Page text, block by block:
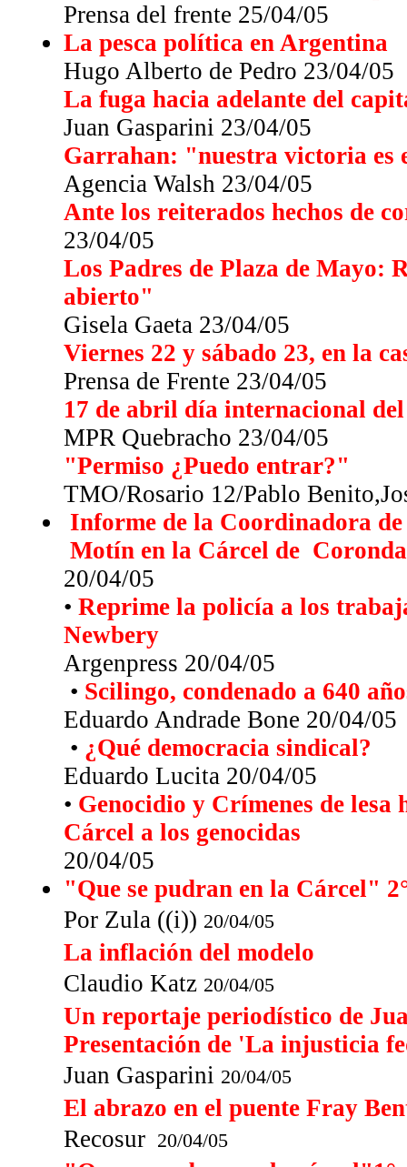
Prensa del frente 25/04/05
La pesca política en Argentina
Hugo Alberto de Pedro 23/04/05
La fuga hacia adelante del
Juan Gasparini 23/04/05
Garrahan: "nuestra victoria es
Agencia Walsh 23/04/05
Ante los reiterados hechos de
23/04/05
Los Padres de Plaza de
abierto"
Gisela Gaeta 23/04/05
Viernes 22 y sábado 23, en la
Prensa de Frente 23/04/05
17 de abril día internacional
MPR Quebracho 23/04/05
"Permiso ¿Puedo entrar?"
TMO/Rosario 12/Pablo
Informe de la Coordinadora
Motín en la Cárcel de
20/04/05
• Reprime la policía a los
Newbery
Argenpress 20/04/05
• Scilingo, condenado a 640
Eduardo Andrade Bone 20/04/05
• ¿Qué democracia sindical?
Eduardo Lucita 20/04/05
• Genocidio y Crímenes de lesa
Cárcel a los genocidas
20/04/05
"Que se pudran en la Cárcel"
Por Zula ((i)) 20/04/05
La inflación del modelo
Claudio Katz 20/04/05
Un reportaje periodístico de
Presentación de 'La injusticia
Juan Gasparini 20/04/05
El abrazo en el puente Fray
Recosur 20/04/05